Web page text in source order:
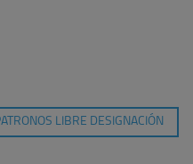
LIBRE DESIGNACIÓN